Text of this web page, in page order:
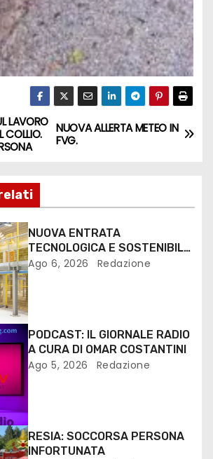
NUOVA ALLERTA METEO IN
FVG.
LAVORO
COLLIO.
NUOVA ENTRATA
TECNOLOGICA E SOSTENIBILE
PER I MEZZI PESANTI ALLA
Ago 6, 2026 Redazione
PODCAST: IL GIORNALE RADIO
A CURA DI OMAR COSTANTINI
Ago 5, 2026 Redazione
RESIA: SOCCORSA PERSONA
INFORTUNATA